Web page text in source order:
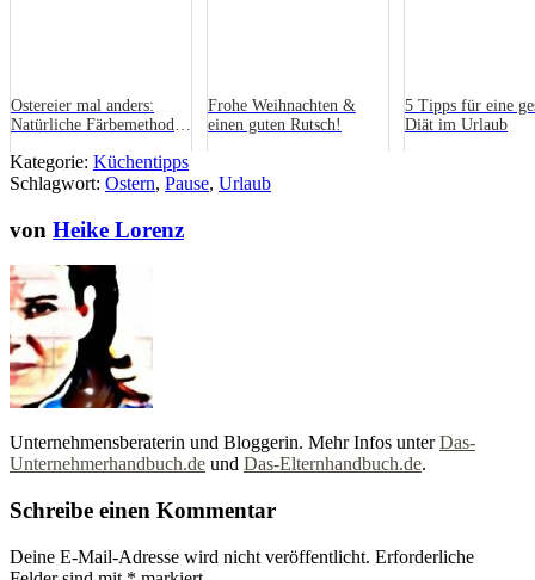
Ostereier mal anders:
Natürliche Färbemethoden
Frohe Weihnachten &
einen guten Rutsch!
5 Tipps für eine
Diät im Urlaub
Kategorie: Küchentipps
Schlagwort: Ostern, Pause, Urlaub
von Heike Lorenz
Unternehmensberaterin und Bloggerin. Mehr Infos unterDas-
Unternehmerhandbuch.de und Das-Elternhandbuch.de.
Schreibe einen Kommentar
Deine E-Mail-Adresse wird nicht veröffentlicht. Erforderliche